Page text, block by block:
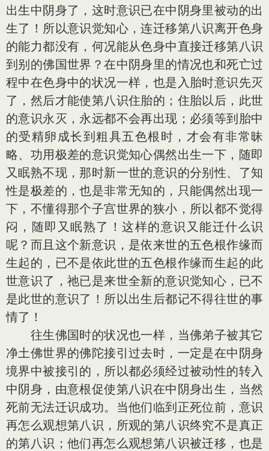
出生中阴身了，这时意识已在中阴身里被动的出
生了！所以意识觉知心，连迁移第八识离开色身
的能力都没有，何况能从色身中直接迁移第八识
到别的佛国世界？在中阴身里的情况也和死亡过
程中在色身中的状况一样，也是入胎时意识先灭
了，然后才能使第八识住胎的；住胎以后，此世
的意识永灭，永远都不会再出现；必须等到胎中
的受精卵成长到粗具五色根时，才会有非常昧
略、功用极差的意识觉知心偶然出生一下，随即
又眠熟不现，那时新一世的意识的分别性、了知
性是极差的，也是非常无知的，只能偶然出现一
下，不懂得那个子宫世界的狭小，所以都不觉得
闷，随即又眠熟了！这样的意识又能迁什么识
呢？而且这个新意识，是依来世的五色根作缘而
生起的，已不是依此世的五色根作缘而生起的此
世意识了，祂已是来世全新的意识觉知心，已不
是此世的意识了！所以出生后都记不得往世的事
情了！
往生佛国时的状况也一样，当佛弟子被其它
净土佛世界的佛陀接引过去时，一定是在中阴身
境界中被接引的，所以都必须经过被动性的转入
中阴身，由意根促使第八识在中阴身出生，当然
死前无法迁识成功。当他们临到正死位前，意识
再怎么观想第八识，所观的第八识终究不是真正
的第八识；他们再怎么观想第八识被迁移，也是